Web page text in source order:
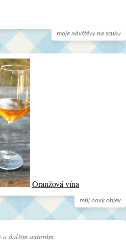
moje návštěvy na scuku
můj nový objev
Oranžová vína
dalším autorům.